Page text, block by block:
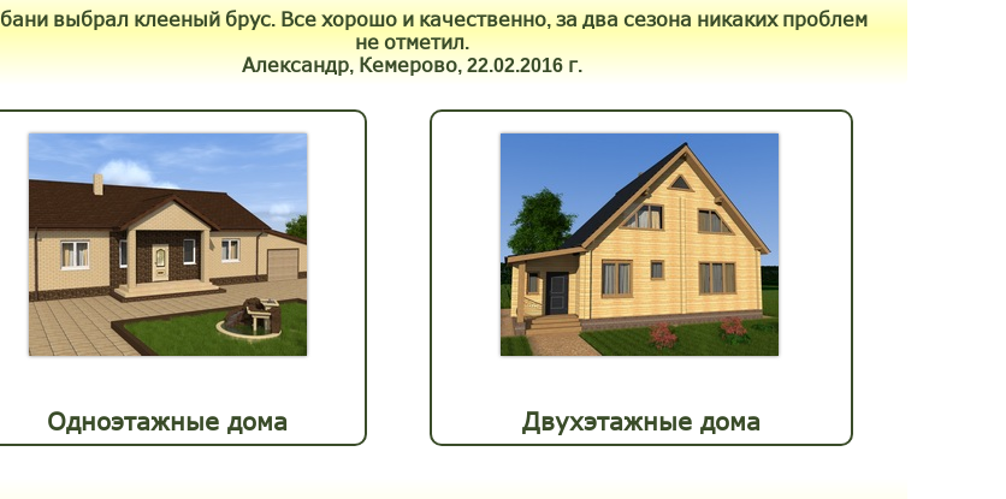
бани выбрал клееный брус. Все хорошо и качественно, за два сезона никаких проблем
не отметил.
Александр, Кемерово, 22.02.2016 г.
Одноэтажные дома Двухэтажные дома